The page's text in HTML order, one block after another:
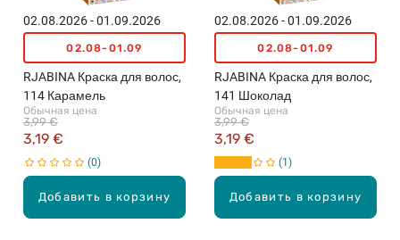
Добавить в корзину
02.08.2026 - 01.09.2026
02.08-01.09
RJABINA Краска для волос,
114 Карамель
Обычная цена
3,19 €
3,99 €
0
Добавить в корзину
02.08.2026 - 01.09.2026
02.08-01.09
RJABINA Краска для волос,
141 Шоколад
Обычная цена
3,19 €
3,99 €
1